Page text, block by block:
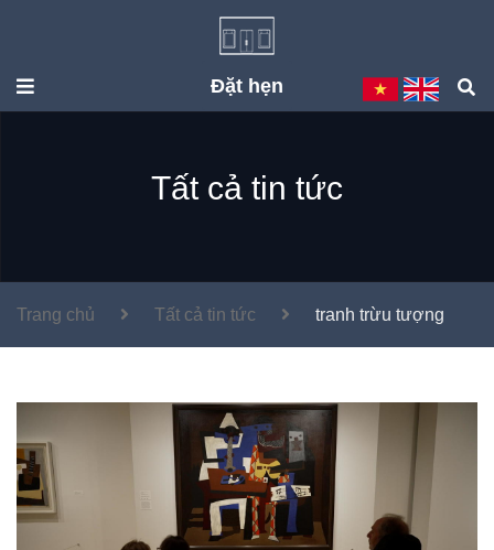
Đặt hẹn
Tất cả tin tức
Trang chủ Tất cả tin tức tranh trừu tượng